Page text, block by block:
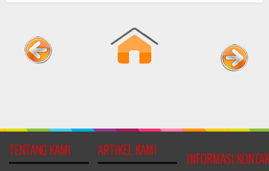
TENTANG KAMI ARTIKEL KAMI
INFORMASI KONTAK